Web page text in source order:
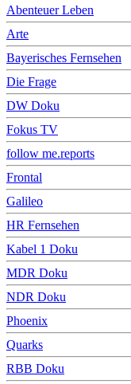
Abenteuer Leben
Arte
Bayerisches Fernsehen
Die Frage
DW Doku
Fokus TV
follow me.reports
Frontal
Galileo
HR Fernsehen
Kabel 1 Doku
MDR Doku
NDR Doku
Phoenix
Quarks
RBB Doku